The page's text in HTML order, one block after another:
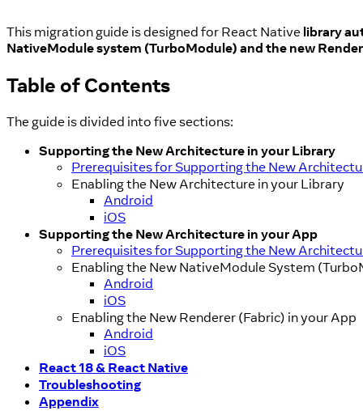
This migration guide is designed for React Native library
NativeModule system (TurboModule) and the new
Table of Contents
The guide is divided into five sections:
Supporting the New Architecture in your Library
Prerequisites for Supporting the New
Enabling the New Architecture in your Library
Android
iOS
Supporting the New Architecture in your App
Prerequisites for Supporting the New
Enabling the New NativeModule System
Android
iOS
Enabling the New Renderer (Fabric) in your App
Android
iOS
React 18 & React Native
Troubleshooting
Appendix